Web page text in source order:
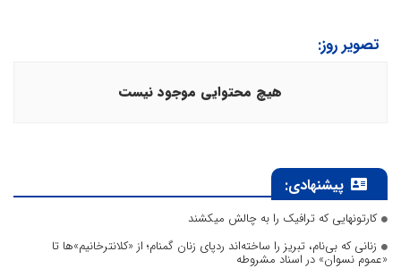
تصویر روز:
هیچ محتوایی موجود نیست
پیشنهادی:
کارتونهایی که ترافیک را به چالش میکشند
زنانی که بی‌نام، تبریز را ساخته‌اند ردپای زنان گمنام؛ از «کلانترخانیم»ها تا
«عموم نسوان» در اسناد مشروطه